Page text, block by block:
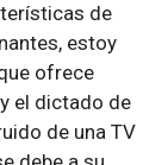
de
estoy
ofrece
el dictado de
de una TV